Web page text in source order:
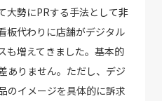
大勢にPRする手法として非
板代わりに店舗がデジタル
も増えてきました。基本的
ありません。ただし、デジ
のイメージを具体的に訴求